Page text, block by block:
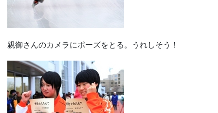
親御さんのカメラにポーズをとる。うれしそう！